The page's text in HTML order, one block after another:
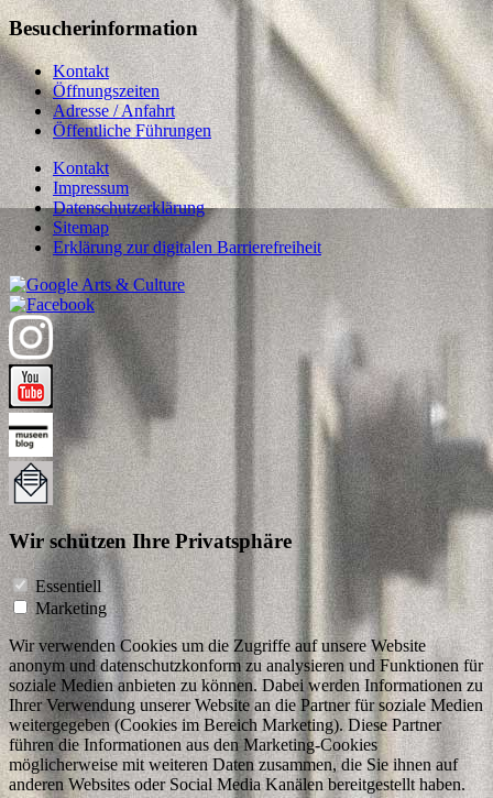
Besucherinformation
Kontakt
Öffnungszeiten
Adresse / Anfahrt
Öffentliche Führungen
Kontakt
Impressum
Datenschutzerklärung
Sitemap
Erklärung zur digitalen Barrierefreiheit
Wir schützen Ihre Privatsphäre
Essentiell
Marketing
Wir verwenden Cookies um die Zugriffe auf unsere Website
anonym und datenschutzkonform zu analysieren und Funktionen für
soziale Medien anbieten zu können. Dabei werden Informationen zu
Ihrer Verwendung unserer Website an die Partner für soziale Medien
weitergegeben (Cookies im Bereich Marketing). Diese Partner
führen die Informationen aus den Marketing-Cookies
möglicherweise mit weiteren Daten zusammen, die Sie ihnen auf
anderen Websites oder Social Media Kanälen bereitgestellt haben.